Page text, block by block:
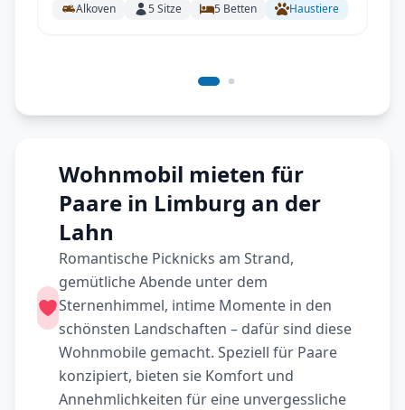
Alkoven 5Sitze 5 Betten Haustiere
Wohnmobil mieten für
Paare in Limburg an der
Lahn
Romantische Picknicks am Strand,
gemütliche Abende unter dem
Sternenhimmel, intime Momente in den
schönsten Landschaften – dafür sind diese
Wohnmobile gemacht. Speziell für Paare
konzipiert, bieten sie Komfort und
Annehmlichkeiten für eine unvergessliche